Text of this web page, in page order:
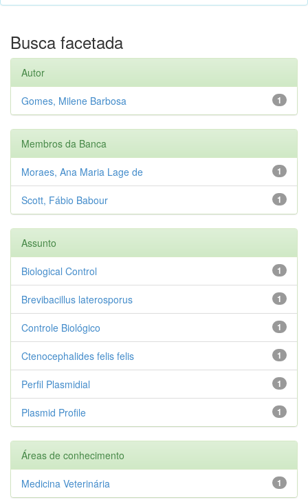
Busca facetada
Autor
1
Gomes, Milene Barbosa
Membros da Banca
1
Moraes, Ana Maria Lage de
1
Scott, Fábio Babour
Assunto
1
Biological Control
1
Brevibacillus laterosporus
1
Controle Biológico
1
Ctenocephalides felis felis
1
Perfil Plasmidial
1
Plasmid Profile
Áreas de conhecimento
1
Medicina Veterinária